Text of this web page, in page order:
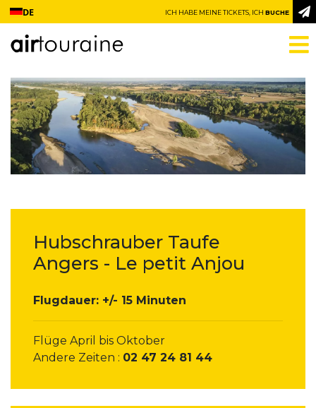
Zum Inhalt springen
DE ICH HABE MEINE TICKETS, ICHBUCHE
Hubschrauber Taufe
Angers - Le petit Anjou
Flugdauer: +/- 15 Minuten
Flüge April bis Oktober
Andere Zeiten : 02 47 24 81 44